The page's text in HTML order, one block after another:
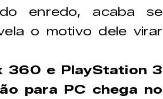
enredo, acaba se
o motivo dele virar
360 e PlayStation 3
para PC chega no